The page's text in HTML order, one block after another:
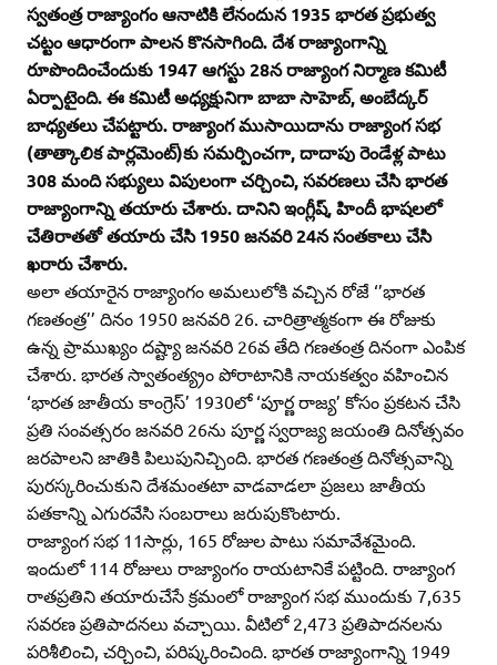
స్వతంత్ర రాజ్యాంగం ఆనాటికి లేనందున 1935 భారత ప్రభుత్వ
చట్టం ఆధారంగా పాలన కొనసాగింది. దేశ రాజ్యాంగాన్ని
రూపొందించేందుకు 1947 ఆగస్టు 28న రాజ్యాంగ నిర్మాణ కమిటీ
ఏర్పాటైంది. ఈ కమిటీ అధ్యక్షునిగా బాబా సాహెబ్‌, అంబేద్కర్‌
బాధ్యతలు చేపట్టారు. రాజ్యాంగ ముసాయిదాను రాజ్యాంగ సభ
(తాత్కాలిక పార్లమెంట్‌)కు సమర్పించగా, దాదాపు రెండేళ్ల పాటు
308 మంది సభ్యులు విపులంగా చర్చించి, సవరణలు చేసి భారత
రాజ్యాంగాన్ని తయారు చేశారు. దానిని ఇంగ్లీష్‌, హిందీ భాషలలో
చేతిరాతతో తయారు చేసి 1950 జనవరి 24న సంతకాలు చేసి
ఖరారు చేశారు.
అలా తయారైన రాజ్యాంగం అమలులోకి వచ్చిన రోజే ‘’భారత
గణతంత్ర’’ దినం 1950 జనవరి 26. చారిత్రాత్మకంగా ఈ రోజుకు
ఉన్న ప్రాముఖ్యం దష్ట్యా జనవరి 26వ తేది గణతంత్ర దినంగా ఎంపిక
చేశారు. భారత స్వాతంత్య్రం పోరాటానికి నాయకత్వం వహించిన
‘భారత జాతీయ కాంగ్రెస్‌’ 1930లో ‘పూర్ణ రాజ్య’ కోసం ప్రకటన చేసి
ప్రతి సంవత్సరం జనవరి 26ను పూర్ణ స్వరాజ్య జయంతి దినోత్సవం
జరపాలని జాతికి పిలుపునిచ్చింది. భారత గణతంత్ర దినోత్సవాన్ని
పురస్కరించుకుని దేశమంతటా వాడవాడలా ప్రజలు జాతీయ
పతకాన్ని ఎగురవేసి సంబరాలు జరుపుకొంటారు.
రాజ్యాంగ సభ 11సార్లు, 165 రోజుల పాటు సమావేశమైంది.
ఇందులో 114 రోజులు రాజ్యాంగం రాయటానికే పట్టింది. రాజ్యాంగ
రాతప్రతిని తయారుచేసే క్రమంలో రాజ్యాంగ సభ ముందుకు 7,635
సవరణ ప్రతిపాదనలు వచ్చాయి. వీటిలో 2,473 ప్రతిపాదనలను
పరిశీలించి, చర్చించి, పరిష్కరించింది. భారత రాజ్యాంగాన్ని 1949